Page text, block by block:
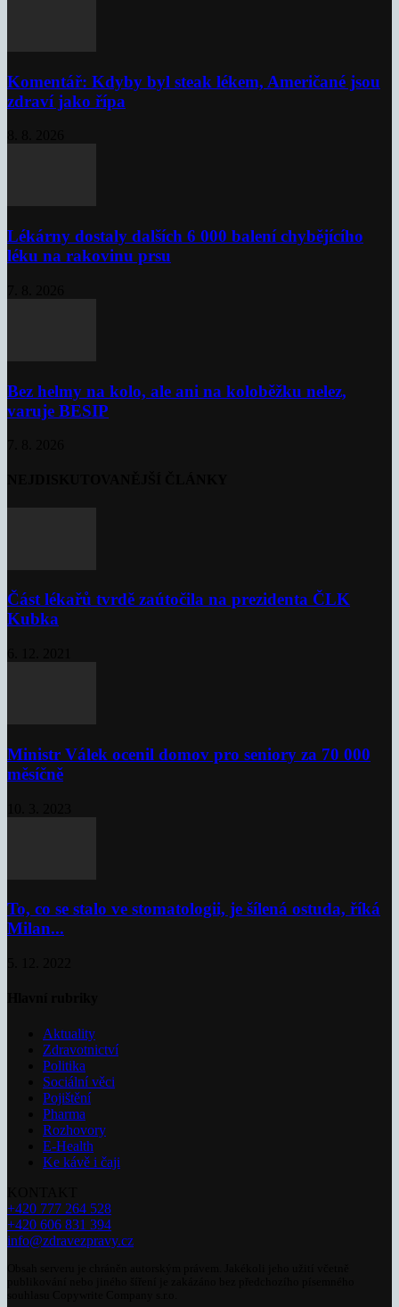
Komentář: Kdyby byl steak lékem, Američané jsou
zdraví jako řípa
Lékárny dostaly dalších 6 000 balení chybějícího
léku na rakovinu prsu
Bez helmy na kolo, ale ani na koloběžku nelez,
varuje BESIP
Část lékařů tvrdě zaútočila na prezidenta ČLK
Kubka
Ministr Válek ocenil domov pro seniory za 70 000
měsíčně
To, co se stalo ve stomatologii, je šílená ostuda, říká
Milan...
Aktuality
Zdravotnictví
Politika
Sociální věci
Pojištění
Pharma
Rozhovory
E-Health
Ke kávě i čaji
+420 777 264 528
+420 606 831 394
info@zdravezpravy.cz